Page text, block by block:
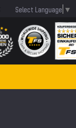
Select Language ▼